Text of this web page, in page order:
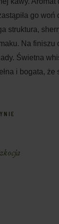
go woń
struktura,
Na finiszu
Świetna
i bogata,